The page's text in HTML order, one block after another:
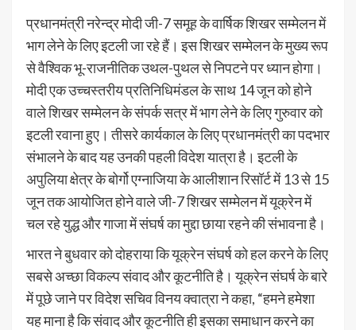
प्रधानमंत्री नरेन्द्र मोदी जी-7 समूह के वार्षिक शिखर सम्मेलन में
भाग लेने के लिए इटली जा रहे हैं। इस शिखर सम्मेलन के मुख्य रूप
से वैश्विक भू-राजनीतिक उथल-पुथल से निपटने पर ध्यान होगा।
मोदी एक उच्चस्तरीय प्रतिनिधिमंडल के साथ 14 जून को होने
वाले शिखर सम्मेलन के संपर्क सत्र में भाग लेने के लिए गुरुवार को
इटली रवाना हुए। तीसरे कार्यकाल के लिए प्रधानमंत्री का पदभार
संभालने के बाद यह उनकी पहली विदेश यात्रा है। इटली के
अपुलिया क्षेत्र के बोर्गो एग्नाजिया के आलीशान रिसॉर्ट में 13 से 15
जून तक आयोजित होने वाले जी-7 शिखर सम्मेलन में यूक्रेन में
चल रहे युद्ध और गाजा में संघर्ष का मुद्दा छाया रहने की संभावना है।
भारत ने बुधवार को दोहराया कि यूक्रेन संघर्ष को हल करने के लिए
सबसे अच्छा विकल्प संवाद और कूटनीति है। यूक्रेन संघर्ष के बारे
में पूछे जाने पर विदेश सचिव विनय क्वात्रा ने कहा, “हमने हमेशा
यह माना है कि संवाद और कूटनीति ही इसका समाधान करने का